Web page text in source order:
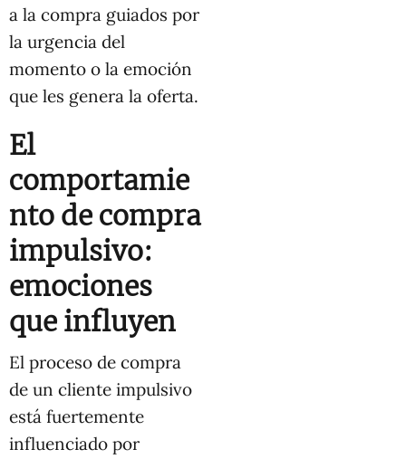
a la compra guiados por
la urgencia del
momento o la emoción
que les genera la oferta.
El
comportamie
nto de compra
impulsivo:
emociones
que influyen
El proceso de compra
de un cliente impulsivo
está fuertemente
influenciado por